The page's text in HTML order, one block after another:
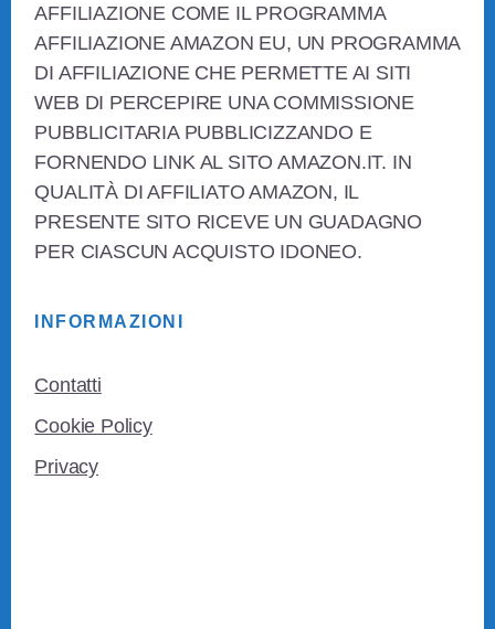
AFFILIAZIONE COME IL PROGRAMMA
AFFILIAZIONE AMAZON EU, UN PROGRAMMA
DI AFFILIAZIONE CHE PERMETTE AI SITI
WEB DI PERCEPIRE UNA COMMISSIONE
PUBBLICITARIA PUBBLICIZZANDO E
FORNENDO LINK AL SITO AMAZON.IT. IN
QUALITÀ DI AFFILIATO AMAZON, IL
PRESENTE SITO RICEVE UN GUADAGNO
PER CIASCUN ACQUISTO IDONEO.
INFORMAZIONI
Contatti
Cookie Policy
Privacy